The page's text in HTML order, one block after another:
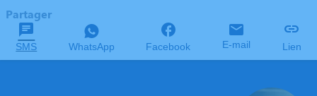
Partager
SMS WhatsApp Facebook E-mail Lien